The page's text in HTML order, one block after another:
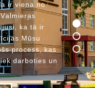
a ir viena no
Valmieras
ījusi ka tā ir
īcijas Mūsu
šs process, kas
iek darboties un